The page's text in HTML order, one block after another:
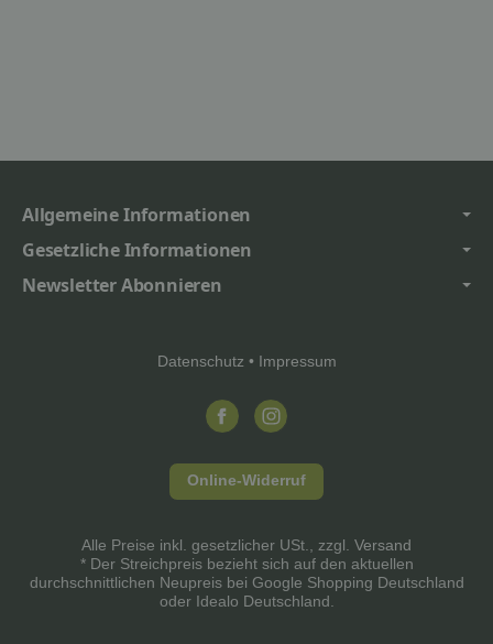
Allgemeine Informationen
Gesetzliche Informationen
Newsletter Abonnieren
Datenschutz • Impressum
Online-Widerruf
Alle Preise inkl. gesetzlicher USt., zzgl. Versand
* Der Streichpreis bezieht sich auf den aktuellen
durchschnittlichen Neupreis bei Google Shopping Deutschland
oder Idealo Deutschland.